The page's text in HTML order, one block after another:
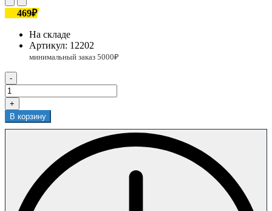
469₽
На складе
Артикул: 12202
-
+
В корзину